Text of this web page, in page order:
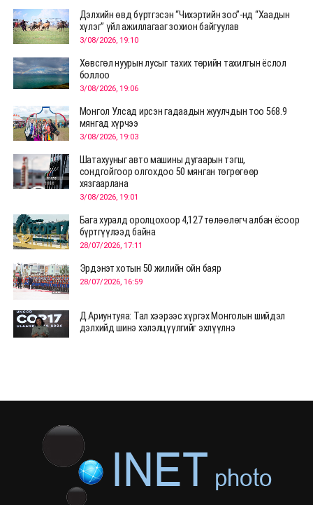
Дэлхийн өвд бүртгэсэн “Чихэртийн зоо”-нд “Хаадын
хүлэг” үйл ажиллагааг зохион байгуулав
3/08/2026, 19:10
Хөвсгөл нуурын лусыг тахих төрийн тахилгын ёслол
боллоо
3/08/2026, 19:06
Монгол Улсад ирсэн гадаадын жуулчдын тоо 568.9
мянгад хүрчээ
3/08/2026, 19:03
Шатахууныг авто машины дугаарын тэгш,
сондгойгоор олгохдоо 50 мянган төгрөгөөр
хязгаарлана
3/08/2026, 19:01
Бага хуралд оролцохоор 4,127 төлөөлөгч албан ёсоор
бүртгүүлээд байна
28/07/2026, 17:11
Эрдэнэт хотын 50 жилийн ойн баяр
28/07/2026, 16:59
Д.Ариунтуяа: Тал хээрээс хүргэх Монголын шийдэл
дэлхийд шинэ хэлэлцүүлгийг эхлүүлнэ
28/07/2026, 12:04
ХӨВСГӨЛ Нутгийн зөвлөлөөс МУАЖ Д.Цэрэндарьзавт
2 өрөө байр олгоно
20/07/2026, 19:22